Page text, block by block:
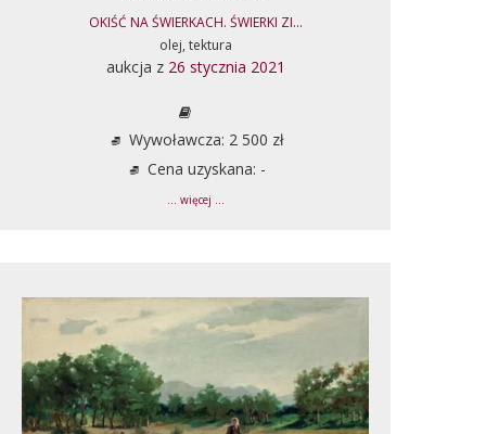
OKIŚĆ NA ŚWIERKACH. ŚWIERKI ZI...
olej, tektura
aukcja z 26 stycznia 2021
Wywoławcza: 2 500 zł
Cena uzyskana: -
... więcej ...